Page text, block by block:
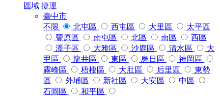
區域 捷運
臺中市
不限
北屯區 西屯區 大里區
太平區
豐原區
南屯區 北區 南區
西區
潭子區
大雅區 沙鹿區 清水區
大
甲區
龍井區 東區 烏日區
神岡區
霧峰區
梧棲區 大肚區 后里區
東勢
區
外埔區 新社區 大安區
中區
石岡區
和平區